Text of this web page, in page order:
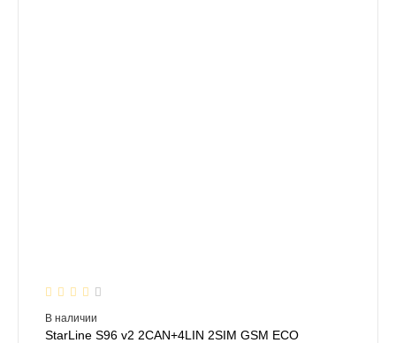
В наличии
StarLine S96 v2 2CAN+4LIN 2SIM GSM ECO